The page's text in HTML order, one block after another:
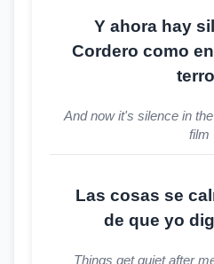
Y ahora hay
Cordero como
And now it's silence in
film
Las cosas se
de que yo
Things get quiet after